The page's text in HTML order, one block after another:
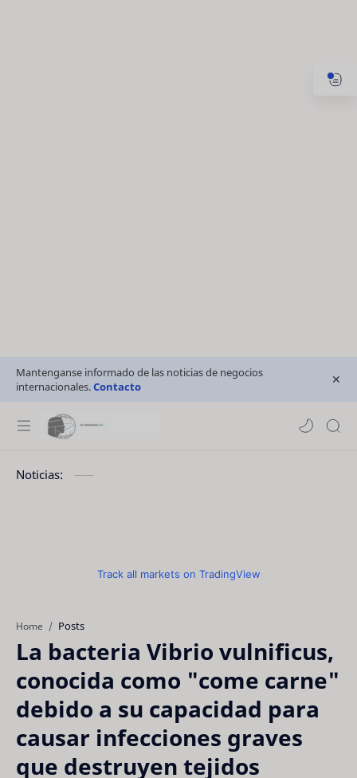
Mantenganse informado de las noticias de negocios
internacionales.Contacto
Noticias:
Track all markets on TradingView
Home Posts
La bacteria Vibrio vulnificus,
conocida como "come carne"
debido a su capacidad para
causar infecciones graves
que destruyen tejidos